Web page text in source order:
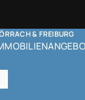
& FREIBURG